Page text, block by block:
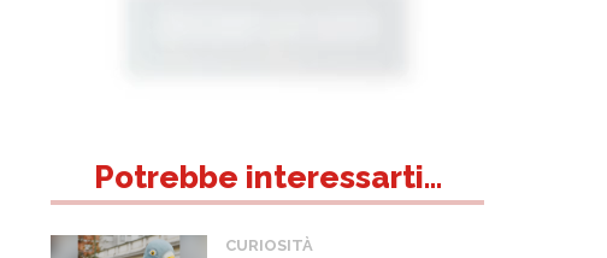
Potrebbe interessarti...
CURIOSITÀ